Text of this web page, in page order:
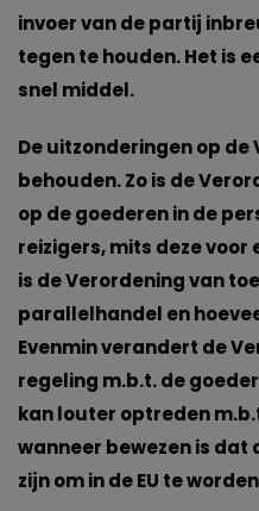
invoer van de partij
tegen te houden. Het is
snel middel.
De uitzonderingen op
behouden. Zo is de
op de goederen in de
reizigers, mits deze voor
is de Verordening van
parallelhandel en
Evenmin verandert de
regeling m.b.t. de
kan louter optreden
wanneer bewezen is dat
zijn om in de EU te